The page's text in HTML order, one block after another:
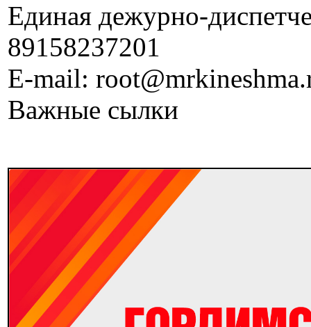
Единая дежурно-
89158237201
E-mail:
Важные сылки